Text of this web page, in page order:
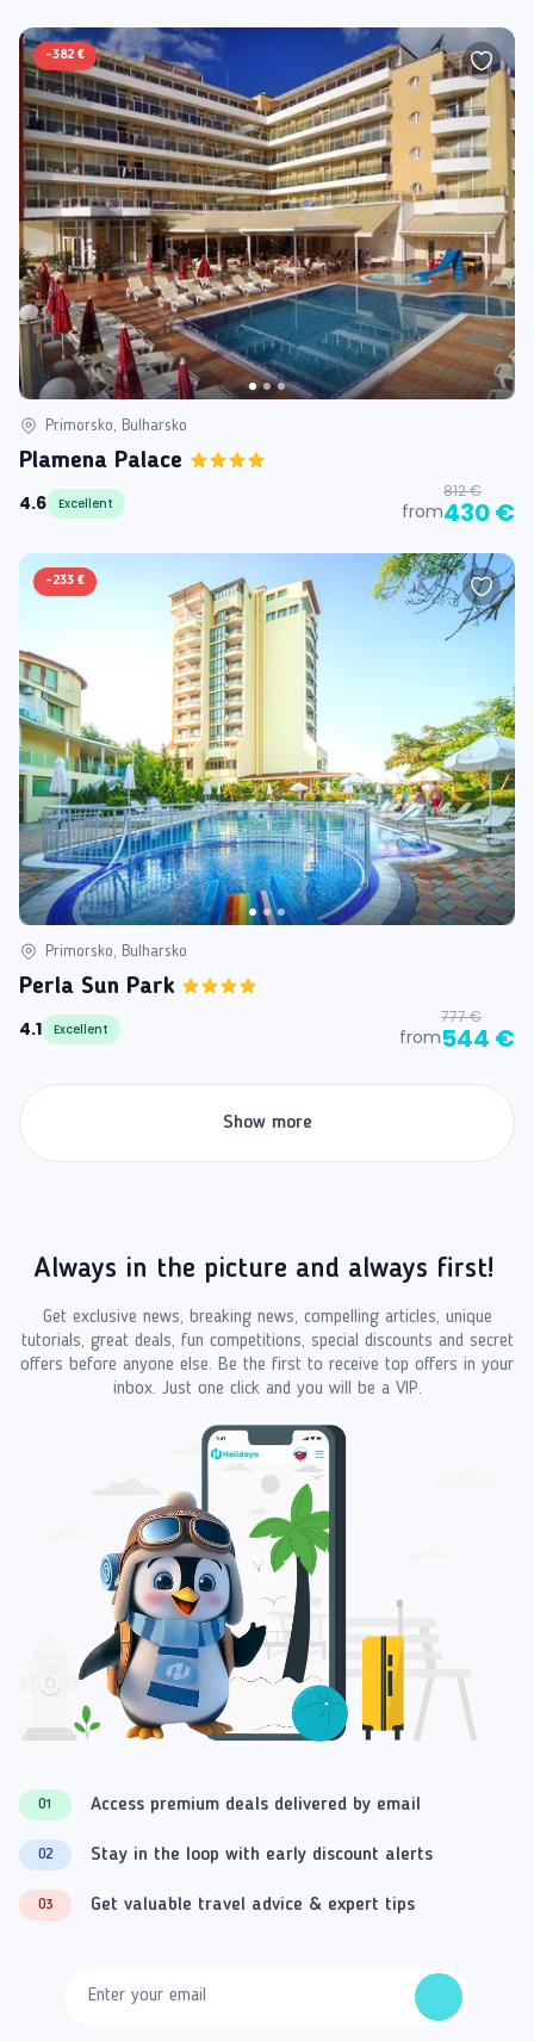
-382 €
Primorsko, Bulharsko
Plamena Palace
4.6
Excellent from
812 €
430 €
-233 €
Primorsko, Bulharsko
Perla Sun Park
4.1
Excellent from
777 €
544 €
Show more
Always in the picture and always first!
Get exclusive news, breaking news, compelling articles, unique
tutorials, great deals, fun competitions, special discounts and secret
offers before anyone else. Be the first to receive top offers in your
inbox. Just one click and you will be a VIP.
01 Access premium deals delivered by email
02 Stay in the loop with early discount alerts
03 Get valuable travel advice & expert tips